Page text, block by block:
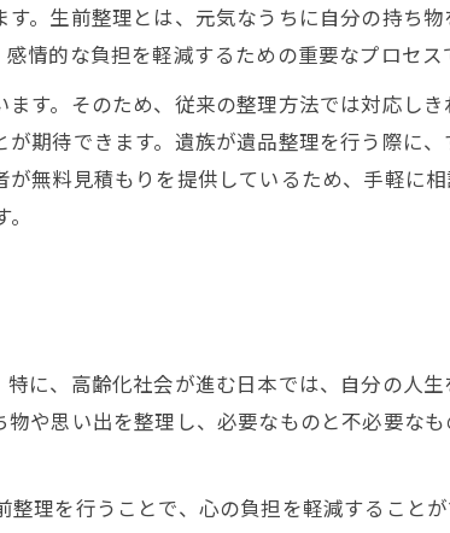
。生前整理とは、元気なうちに自分の持ち
情的な負担を軽減するための重要なプロセス
す。そのため、従来の整理方法では対応し
期待できます。遺族が遺品整理を行う際に
無料見積もりを提供しているため、手軽に
に、高齢化社会が進む日本では、自分の人
や思い出を整理し、必要なものと不必要なも
理を行うことで、心の負担を軽減すること